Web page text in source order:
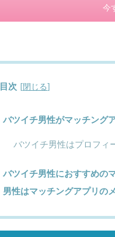
今
目次 [閉じる]
バツイチ男性がマッチング
バツイチ男性はプロフィ
バツイチ男性におすすめの
男性はマッチングアプリの